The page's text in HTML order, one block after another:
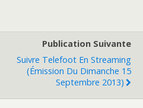
Publication Suivante
Suivre Telefoot En Streaming
(émission Du Dimanche 15
Septembre 2013)